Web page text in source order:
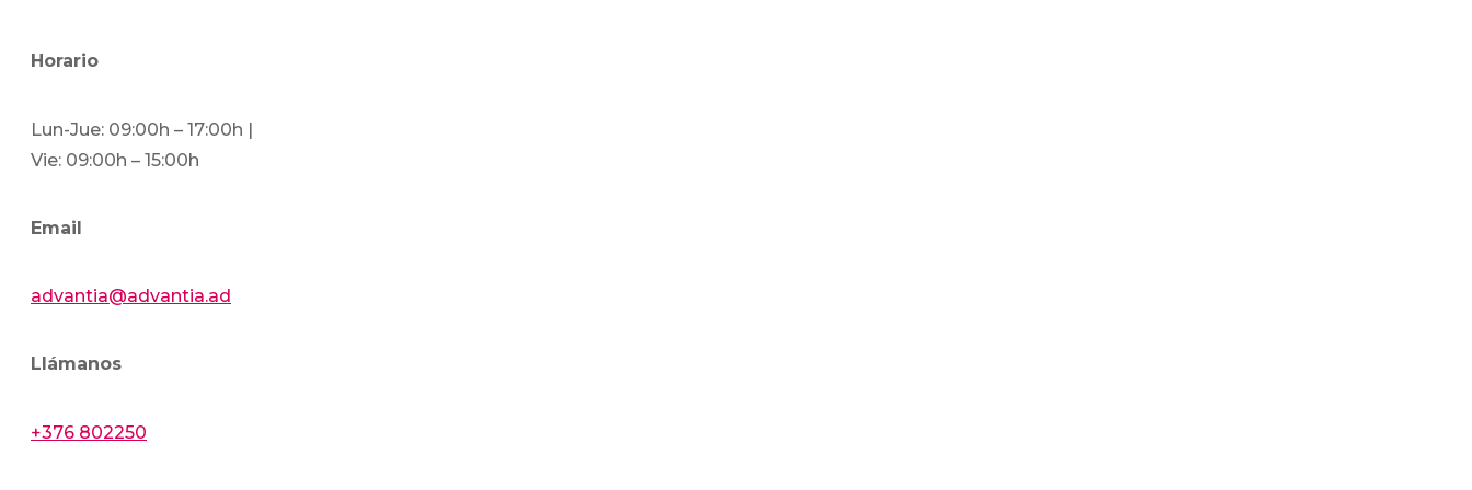
Horario
Lun-Jue: 09:00h – 17:00h |
Vie: 09:00h – 15:00h
Email
advantia@advantia.ad
Llámanos
+376 802250